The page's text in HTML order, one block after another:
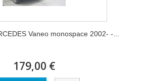
Vaneo monospace 2002- -...
179,00 €